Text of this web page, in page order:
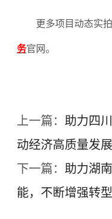
更多项目动态实拍
务官网。
上一篇： 助力四
动经济高质量发展
下一篇： 助力湖
能，不断增强转